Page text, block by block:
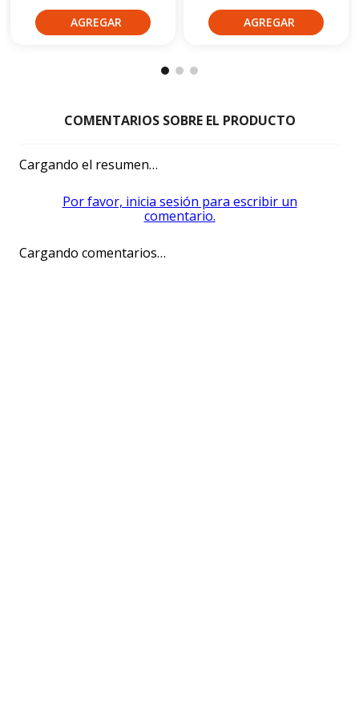
Cargando el resumen…
Por favor, inicia sesión para escribir un
comentario.
Cargando comentarios…